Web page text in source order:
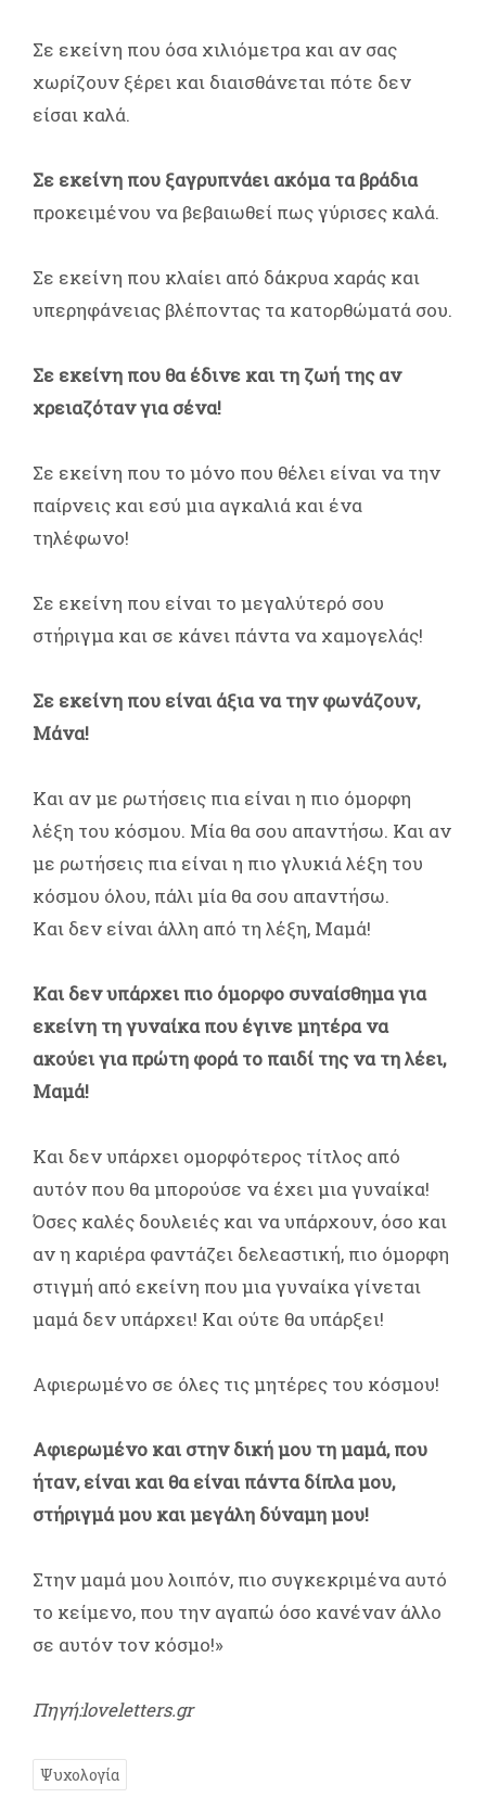
Σε εκείνη που όσα χιλιόμετρα και αν σας
χωρίζουν ξέρει και διαισθάνεται πότε δεν
είσαι καλά.
Σε εκείνη που ξαγρυπνάει ακόμα τα βράδια
προκειμένου να βεβαιωθεί πως γύρισες καλά.
Σε εκείνη που κλαίει από δάκρυα χαράς και
υπερηφάνειας βλέποντας τα κατορθώματά σου.
Σε εκείνη που θα έδινε και τη ζωή της αν
χρειαζόταν για σένα!
Σε εκείνη που το μόνο που θέλει είναι να την
παίρνεις και εσύ μια αγκαλιά και ένα
τηλέφωνο!
Σε εκείνη που είναι το μεγαλύτερό σου
στήριγμα και σε κάνει πάντα να χαμογελάς!
Σε εκείνη που είναι άξια να την φωνάζουν,
Μάνα!
Και αν με ρωτήσεις πια είναι η πιο όμορφη
λέξη του κόσμου. Μία θα σου απαντήσω. Και αν
με ρωτήσεις πια είναι η πιο γλυκιά λέξη του
κόσμου όλου, πάλι μία θα σου απαντήσω.
Και δεν είναι άλλη από τη λέξη, Μαμά!
Και δεν υπάρχει πιο όμορφο συναίσθημα για
εκείνη τη γυναίκα που έγινε μητέρα να
ακούει για πρώτη φορά το παιδί της να τη λέει,
Μαμά!
Και δεν υπάρχει ομορφότερος τίτλος από
αυτόν που θα μπορούσε να έχει μια γυναίκα!
Όσες καλές δουλειές και να υπάρχουν, όσο και
αν η καριέρα φαντάζει δελεαστική, πιο όμορφη
στιγμή από εκείνη που μια γυναίκα γίνεται
μαμά δεν υπάρχει! Και ούτε θα υπάρξει!
Αφιερωμένο σε όλες τις μητέρες του κόσμου!
Αφιερωμένο και στην δική μου τη μαμά, που
ήταν, είναι και θα είναι πάντα δίπλα μου,
στήριγμά μου και μεγάλη δύναμη μου!
Στην μαμά μου λοιπόν, πιο συγκεκριμένα αυτό
το κείμενο, που την αγαπώ όσο κανέναν άλλο
σε αυτόν τον κόσμο!»
Πηγή:loveletters.gr
Ψυχολογία